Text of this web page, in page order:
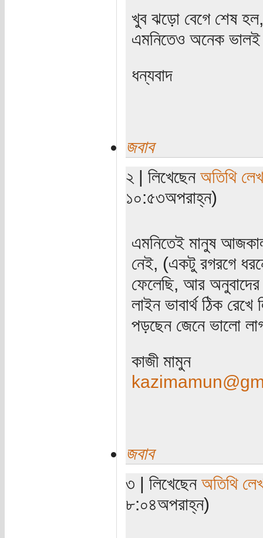
খুব ঝড়ো বেগে শেষ
এমনিতেও অনেক
ধন্যবাদ
জবাব
২ | লিখেছেন অতিথি
১০:৫৩অপরাহ্ন)
এমনিতেই মানুষ
নেই, (একটু রগরগে
ফেলেছি, আর অনুবাদের
লাইন ভাবার্থ ঠিক
পড়ছেন জেনে ভালো
কাজী মামুন
জবাব
৩ | লিখেছেন অতিথি
৮:০৪অপরাহ্ন)